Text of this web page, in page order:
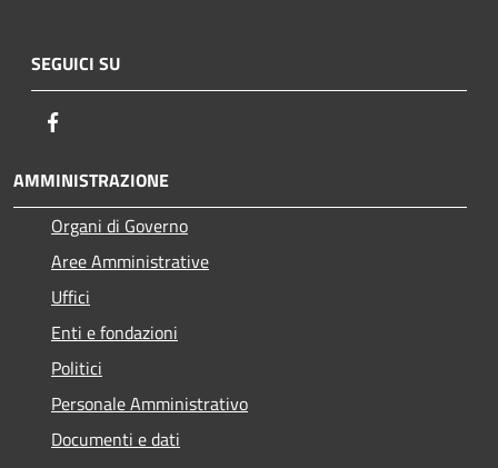
SEGUICI SU
AMMINISTRAZIONE
Organi di Governo
Aree Amministrative
Uffici
Enti e fondazioni
Politici
Personale Amministrativo
Documenti e dati